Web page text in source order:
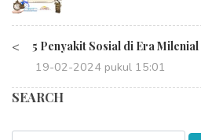
< 5 Penyakit Sosial di Era Milenial
19-02-2024 pukul 15:01
SEARCH